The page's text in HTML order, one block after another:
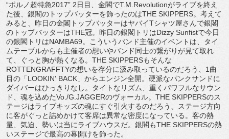
“ポルノ超特急2017” 2日目、金閣でT.M.Revolutionがライブを終え
た後、銀閣のトップバッターを飾ったのはTHE SKIPPERS。考えて
みると、昨日の金閣トップバッターはヤバイTシャツ屋さんで銀閣
のトップバッターはTHE冠。昨日の銀閣トリはDizzy Sunfistで今日
の銀閣トリはNAMBA69。こういうバンド主催のイベントは、タイ
ムテーブルからも主催者の想いやバンド同士の繋がりが見て取れ
て、ぐっと胸が熱くなる。THE SKIPPERSもそんな
ROTTENGRAFFTYの想いを存分に汲み取っているのだろう、1曲
目の「LOOKIN' BACK」からエンジン全開。硬派なパンクサンドに
ダイバーはひっきりなし。タイトなリズム、重くパワフルなサウン
ド、魂を込めたVo./G.JAGGERのヴォーカル。THE SKIPPERSのス
テージはライブキッズの魂にすぐ引火するのだろう、ステージ方向
に客がぐっと詰めかけて客席は異常な密度になっている。客の熱
量、気迫、勢いは当にライブハウスだ。銀閣もTHE SKIPPERSの熱
いステージで最高の幕開けを飾った。